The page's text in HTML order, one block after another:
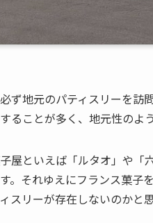
ず地元のパティスリーを訪
ることが多く、地元性のよ
屋といえば「ルタオ」や「
。それゆえにフランス菓子
スリーが存在しないのかと